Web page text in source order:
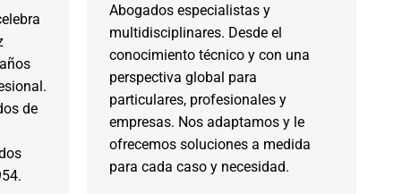
Abogados especialistas y
multidisciplinares. Desde el
conocimiento técnico y con una
perspectiva global para
particulares, profesionales y
empresas. Nos adaptamos y le
ofrecemos soluciones a medida
para cada caso y necesidad.
de